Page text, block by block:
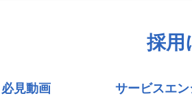
採用
見動画 サービスエ